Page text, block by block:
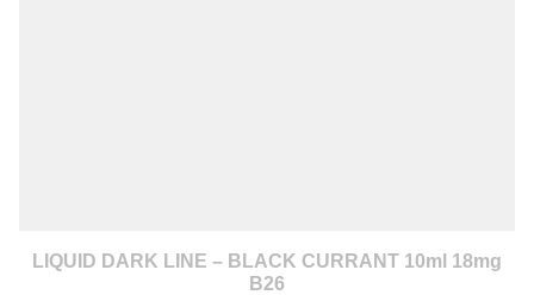
LIQUID DARK LINE – BLACK CURRANT 10ml 18mg
B26